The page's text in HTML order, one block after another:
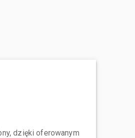
dzięki oferowanym